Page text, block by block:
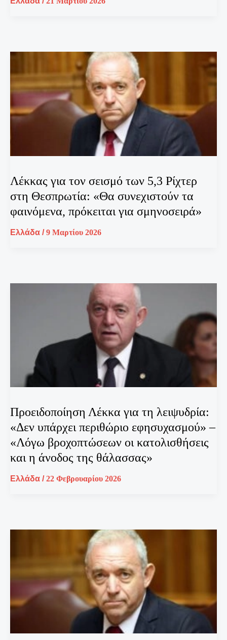
Λέκκας για τον σεισμό των 5,3 Ρίχτερ
στη Θεσπρωτία: «Θα συνεχιστούν τα
φαινόμενα, πρόκειται για σμηνοσειρά»
Ελλάδα /9 Μαρτίου 2026
Προειδοποίηση Λέκκα για τη λειψυδρία:
«Δεν υπάρχει περιθώριο εφησυχασμού» –
«Λόγω βροχοπτώσεων οι κατολισθήσεις
και η άνοδος της θάλασσας»
Ελλάδα /22 Φεβρουαρίου 2026